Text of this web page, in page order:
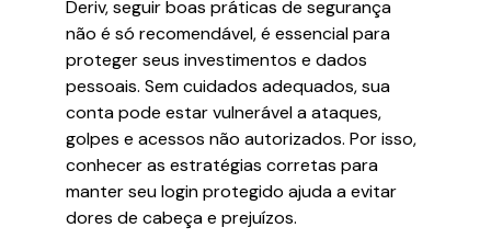
Deriv, seguir boas práticas de segurança
não é só recomendável, é essencial para
proteger seus investimentos e dados
pessoais. Sem cuidados adequados, sua
conta pode estar vulnerável a ataques,
golpes e acessos não autorizados. Por isso,
conhecer as estratégias corretas para
manter seu login protegido ajuda a evitar
dores de cabeça e prejuízos.